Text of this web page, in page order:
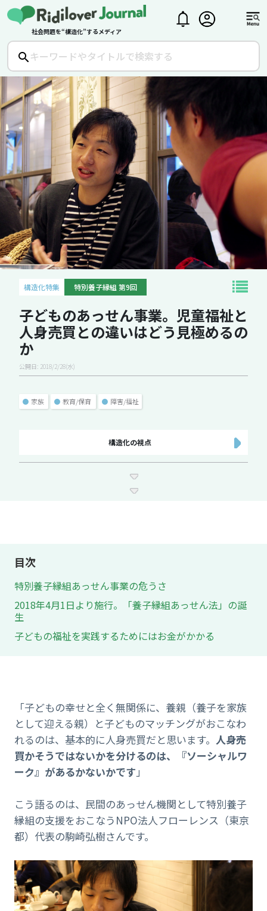
社会問題を“構造化”するメディア
構造化特集 特別養子縁組 第9回
子どものあっせん事業。児童福祉と
人身売買との違いはどう見極めるの
か
公開日: 2018/2/28(水)
● 家族 ● 教育/保育 ● 障害/福祉
構造化の視点
目次
特別養子縁組あっせん事業の危うさ
2018年4月1日より施行。「養子縁組あっせん法」の誕
生
子どもの福祉を実践するためにはお金がかかる
「子どもの幸せと全く無関係に、養親（養子を家族
として迎える親）と子どものマッチングがおこなわ
れるのは、基本的に人身売買だと思います。 人身売
買かそうではないかを分けるのは、『ソーシャルワ
ーク』があるかないかです」
こう語るのは、民間のあっせん機関として特別養子
縁組の支援をおこなうNPO法人フローレンス（東京
都）代表の駒崎弘樹さんです。